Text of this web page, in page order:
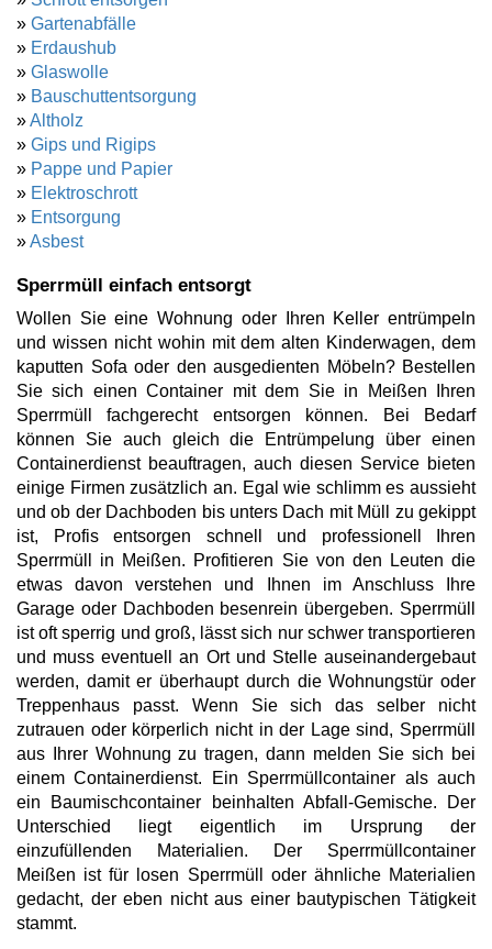
» Gartenabfälle
» Erdaushub
» Glaswolle
» Bauschuttentsorgung
»Altholz
» Gips und Rigips
» Pappe und Papier
» Elektroschrott
» Entsorgung
»Asbest
Sperrmüll einfach entsorgt
Wollen Sie eine Wohnung oder Ihren Keller entrümpeln
und wissen nicht wohin mit dem alten Kinderwagen, dem
kaputten Sofa oder den ausgedienten Möbeln? Bestellen
Sie sich einen Container mit dem Sie in Meißen Ihren
Sperrmüll fachgerecht entsorgen können. Bei Bedarf
können Sie auch gleich die Entrümpelung über einen
Containerdienst beauftragen, auch diesen Service bieten
einige Firmen zusätzlich an. Egal wie schlimm es aussieht
und ob der Dachboden bis unters Dach mit Müll zu gekippt
ist, Profis entsorgen schnell und professionell Ihren
Sperrmüll in Meißen. Profitieren Sie von den Leuten die
etwas davon verstehen und Ihnen im Anschluss Ihre
Garage oder Dachboden besenrein übergeben. Sperrmüll
ist oft sperrig und groß, lässt sich nur schwer transportieren
und muss eventuell an Ort und Stelle auseinandergebaut
werden, damit er überhaupt durch die Wohnungstür oder
Treppenhaus passt. Wenn Sie sich das selber nicht
zutrauen oder körperlich nicht in der Lage sind, Sperrmüll
aus Ihrer Wohnung zu tragen, dann melden Sie sich bei
einem Containerdienst. Ein Sperrmüllcontainer als auch
ein Baumischcontainer beinhalten Abfall-Gemische. Der
Unterschied liegt eigentlich im Ursprung der
einzufüllenden Materialien. Der Sperrmüllcontainer
Meißen ist für losen Sperrmüll oder ähnliche Materialien
gedacht, der eben nicht aus einer bautypischen Tätigkeit
stammt.